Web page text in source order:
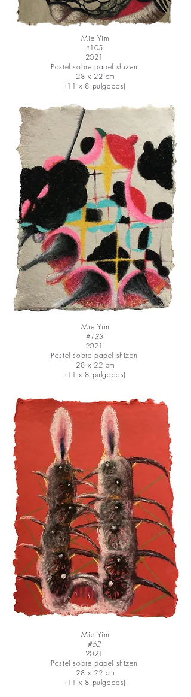
Mie Yim
#105
2021
Pastel sobre papel shizen
28 x 22 cm
(11 x 8 pulgadas)
Mie Yim
#133
2021
Pastel sobre papel shizen
28 x 22 cm
(11 x 8 pulgadas)
Mie Yim
#63
2021
Pastel sobre papel shizen
28 x 22 cm
(11 x 8 pulgadas)